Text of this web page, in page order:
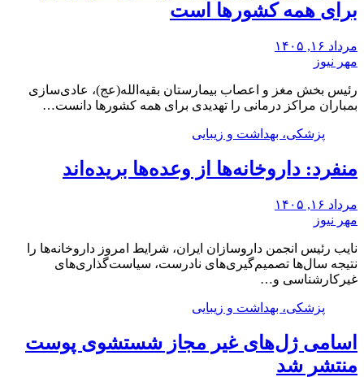
برای همه کشورها است
مرداد ۱۶, ۱۴۰۵
مهر نیوز
رئیس بخش مغز و اعصاب بیمارستان بقیه‌الله(عج)، عادی‌سازی
بمباران مراکز درمانی را تهدیدی برای همه کشورها دانست…
پزشکی، بهداشت و زیبایی
منفرد: داروخانه‌ها از وعده‌ها بریده‌اند
مرداد ۱۶, ۱۴۰۵
مهر نیوز
نایب رئیس انجمن داروسازان ایران، شرایط امروز داروخانه‌ها را
نتیجه سال‌ها تصمیم‌گیری‌های نادرست، سیاست‌گذاری‌های
غیرکارشناسی و…
پزشکی، بهداشت و زیبایی
اسامی ژل‌های غیر مجاز شستشوی پوست
منتشر شد